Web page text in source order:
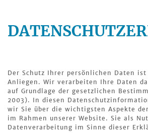
Der Schutz Ihrer persönlichen Daten ist
Anliegen. Wir verarbeiten Ihre Daten
auf Grundlage der gesetzlichen
2003). In diesen
wir Sie über die wichtigsten Aspekte
im Rahmen unserer Website. Sie als
Datenverarbeitung im Sinne dieser